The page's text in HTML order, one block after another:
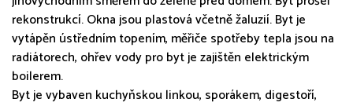
rekonstrukcí. Okna jsou plastová včetně žaluzií. Byt je
vytápěn ústředním topením, měřiče spotřeby tepla jsou na
radiátorech, ohřev vody pro byt je zajištěn elektrickým
boilerem.
Byt je vybaven kuchyňskou linkou, sporákem, digestoří,